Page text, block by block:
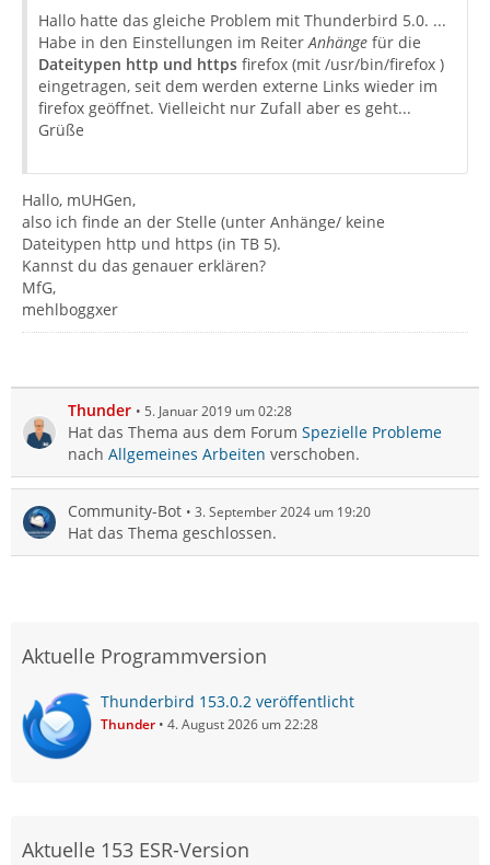
Hallo hatte das gleiche Problem mit Thunderbird 5.0. ...
Habe in den Einstellungen im ReiterAnhänge für die
Dateitypen http und https firefox (mit /usr/bin/firefox )
eingetragen, seit dem werden externe Links wieder im
firefox geöffnet. Vielleicht nur Zufall aber es geht...
Grüße
Hallo, mUHGen,
also ich finde an der Stelle (unter Anhänge/ keine
Dateitypen http und https (in TB 5).
Kannst du das genauer erklären?
MfG,
mehlboggxer
Thunder 5. Januar 2019 um 02:28
Hat das Thema aus dem Forum Spezielle Probleme
nach Allgemeines Arbeiten verschoben.
Community-Bot 3. September 2024 um 19:20
Hat das Thema geschlossen.
Aktuelle Programmversion
Thunderbird 153.0.2 veröffentlicht
Thunder 4. August 2026 um 22:28
Aktuelle 153 ESR-Version